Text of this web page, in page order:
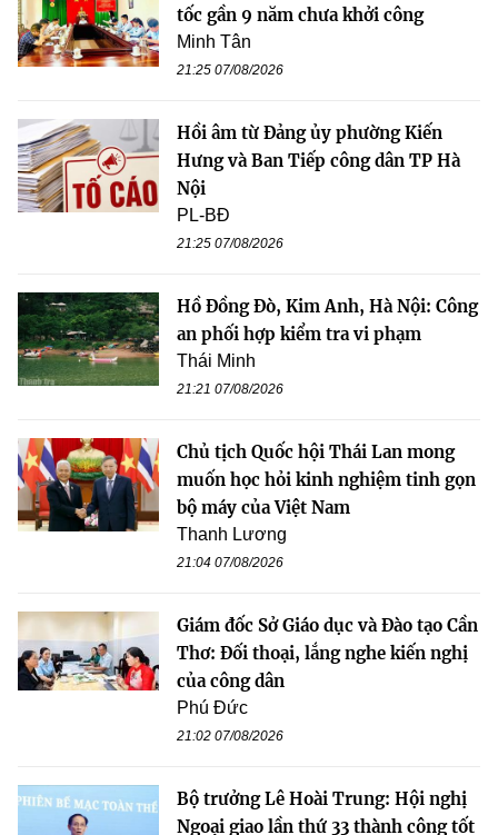
tốc gần 9 năm chưa khởi công
Minh Tân
21:25 07/08/2026
Hồi âm từ Đảng ủy phường Kiến
Hưng và Ban Tiếp công dân TP Hà
Nội
PL-BĐ
21:25 07/08/2026
Hồ Đồng Đò, Kim Anh, Hà Nội: Công
an phối hợp kiểm tra vi phạm
Thái Minh
21:21 07/08/2026
Chủ tịch Quốc hội Thái Lan mong
muốn học hỏi kinh nghiệm tinh gọn
bộ máy của Việt Nam
Thanh Lương
21:04 07/08/2026
Giám đốc Sở Giáo dục và Đào tạo Cần
Thơ: Đối thoại, lắng nghe kiến nghị
của công dân
Phú Đức
21:02 07/08/2026
Bộ trưởng Lê Hoài Trung: Hội nghị
Ngoại giao lần thứ 33 thành công tốt